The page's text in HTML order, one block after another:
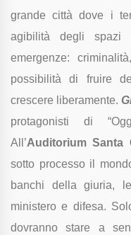
grande città dove i
agibilità degli spazi
emergenze:
possibilità di fruire
crescere liberamente.
protagonisti di
All’Auditorium Santa
sotto processo il
banchi della giuria,
ministero e difesa.
dovranno stare a